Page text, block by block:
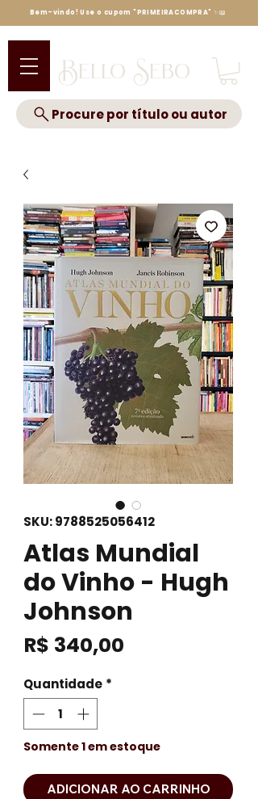
Bello Sebo
Procure por título ou autor
Bem-vindo! Use o cupom "PRIMEIRACOMPRA" ✨📖
SKU: 9788525056412
Atlas Mundial
do Vinho - Hugh
Johnson
R$ 340,00
Quantidade *
Somente 1 em estoque
ADICIONAR AO CARRINHO